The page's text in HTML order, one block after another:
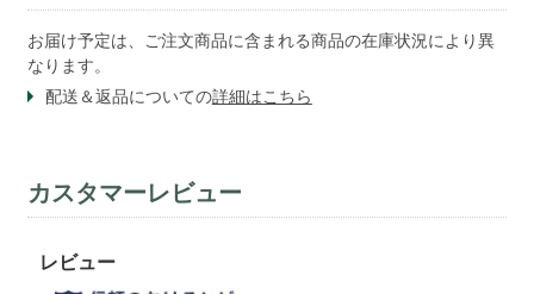
お届け予定は、ご注文商品に含まれる商品の在庫状況により異
なります。
配送＆返品についての詳細はこちら
カスタマーレビュー